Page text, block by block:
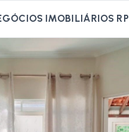
IMOBILIÁRIOS RP